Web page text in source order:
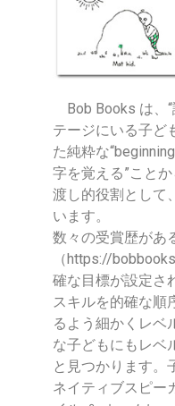
Bob Books は、“
テージにいる子ど
た純粋な
字を覚える”こと
渡し的役割として
います。
数々の受賞歴があ
（https://
確な目標が設定さ
スキルを的確な順
るよう細かくレベ
な子どもにもレベ
と見つかります。
ネイティブスピー